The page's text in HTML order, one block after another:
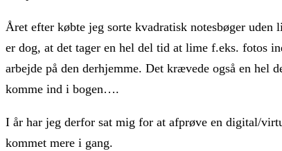
Året efter købte jeg sorte kvadratisk notesbøger
er dog, at det tager en hel del tid at lime f.eks. fotos
arbejde på den derhjemme. Det krævede også en hel
komme ind i bogen….
I år har jeg derfor sat mig for at afprøve en digital/
kommet mere i gang.